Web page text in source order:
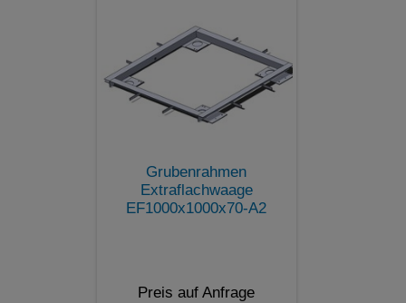
Grubenrahmen
Extraflachwaage
EF1000x1000x70-A2
Preis auf Anfrage